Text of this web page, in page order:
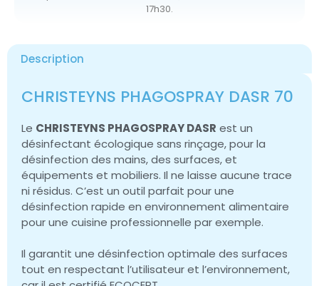
17h30.
Description
CHRISTEYNS PHAGOSPRAY DASR 70
Le CHRISTEYNS PHAGOSPRAY DASR est un
désinfectant écologique sans rinçage, pour la
désinfection des mains, des surfaces, et
équipements et mobiliers. Il ne laisse aucune trace
ni résidus. C’est un outil parfait pour une
désinfection rapide en environnement alimentaire
pour une cuisine professionnelle par exemple.
Il garantit une désinfection optimale des surfaces
tout en respectant l’utilisateur et l’environnement,